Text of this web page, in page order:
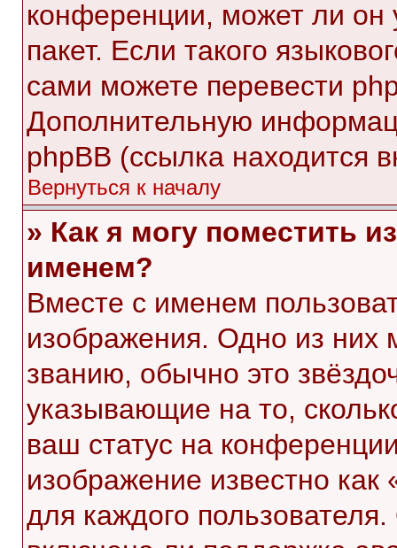
конференции, может ли он
пакет. Если такого
сами можете перевести
Дополнительную
phpBB (ссылка находится
Вернуться к началу
» Как я могу поместить
именем?
Вместе с именем
изображения. Одно из них
званию, обычно это
указывающие на то,
ваш статус на
изображение известно
для каждого